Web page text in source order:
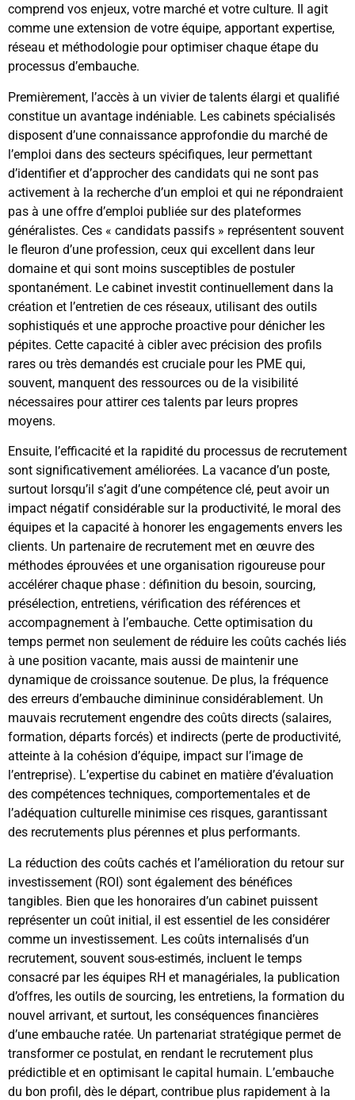
comprend vos enjeux, votre marché et votre culture. Il agit
comme une extension de votre équipe, apportant expertise,
réseau et méthodologie pour optimiser chaque étape du
processus d’embauche.
Premièrement, l’accès à un vivier de talents élargi et qualifié
constitue un avantage indéniable. Les cabinets spécialisés
disposent d’une connaissance approfondie du marché de
l’emploi dans des secteurs spécifiques, leur permettant
d’identifier et d’approcher des candidats qui ne sont pas
activement à la recherche d’un emploi et qui ne répondraient
pas à une offre d’emploi publiée sur des plateformes
généralistes. Ces « candidats passifs » représentent souvent
le fleuron d’une profession, ceux qui excellent dans leur
domaine et qui sont moins susceptibles de postuler
spontanément. Le cabinet investit continuellement dans la
création et l’entretien de ces réseaux, utilisant des outils
sophistiqués et une approche proactive pour dénicher les
pépites. Cette capacité à cibler avec précision des profils
rares ou très demandés est cruciale pour les PME qui,
souvent, manquent des ressources ou de la visibilité
nécessaires pour attirer ces talents par leurs propres
moyens.
Ensuite, l’efficacité et la rapidité du processus de recrutement
sont significativement améliorées. La vacance d’un poste,
surtout lorsqu’il s’agit d’une compétence clé, peut avoir un
impact négatif considérable sur la productivité, le moral des
équipes et la capacité à honorer les engagements envers les
clients. Un partenaire de recrutement met en œuvre des
méthodes éprouvées et une organisation rigoureuse pour
accélérer chaque phase : définition du besoin, sourcing,
présélection, entretiens, vérification des références et
accompagnement à l’embauche. Cette optimisation du
temps permet non seulement de réduire les coûts cachés liés
à une position vacante, mais aussi de maintenir une
dynamique de croissance soutenue. De plus, la fréquence
des erreurs d’embauche dimininue considérablement. Un
mauvais recrutement engendre des coûts directs (salaires,
formation, départs forcés) et indirects (perte de productivité,
atteinte à la cohésion d’équipe, impact sur l’image de
l’entreprise). L’expertise du cabinet en matière d’évaluation
des compétences techniques, comportementales et de
l’adéquation culturelle minimise ces risques, garantissant
des recrutements plus pérennes et plus performants.
La réduction des coûts cachés et l’amélioration du retour sur
investissement (ROI) sont également des bénéfices
tangibles. Bien que les honoraires d’un cabinet puissent
représenter un coût initial, il est essentiel de les considérer
comme un investissement. Les coûts internalisés d’un
recrutement, souvent sous-estimés, incluent le temps
consacré par les équipes RH et managériales, la publication
d’offres, les outils de sourcing, les entretiens, la formation du
nouvel arrivant, et surtout, les conséquences financières
d’une embauche ratée. Un partenariat stratégique permet de
transformer ce postulat, en rendant le recrutement plus
prédictible et en optimisant le capital humain. L’embauche
du bon profil, dès le départ, contribue plus rapidement à la